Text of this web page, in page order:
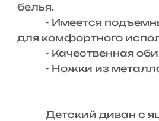
белья.
- Имеется
для комфортного
- Качественная
- Ножки из
Детский диван с